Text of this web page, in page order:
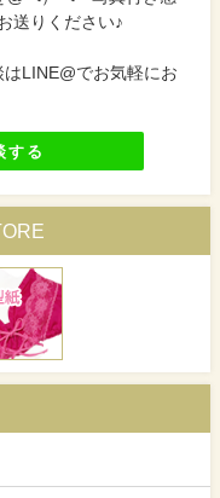
送りください♪
LINE@でお気軽にお
する